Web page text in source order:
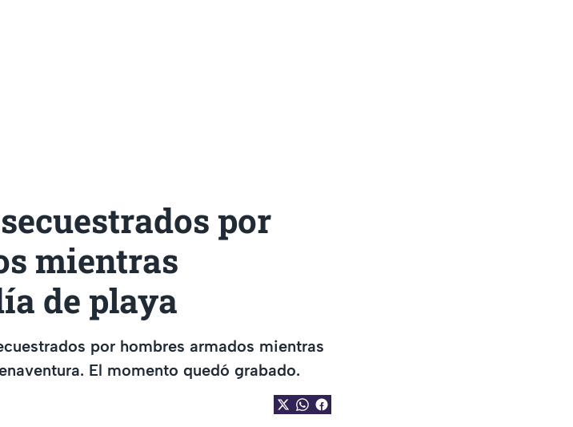
por
mientras
de playa
por hombres armados mientras
El momento quedó grabado.